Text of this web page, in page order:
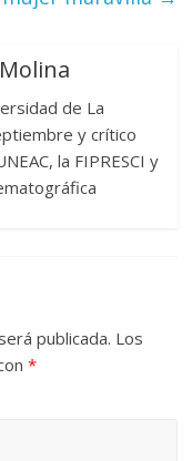
de La
y crítico
la FIPRESCI y
publicada. Los
*